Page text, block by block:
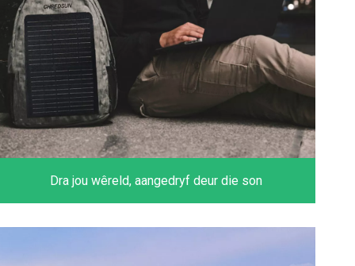
Dra jou wêreld, aangedryf deur die son